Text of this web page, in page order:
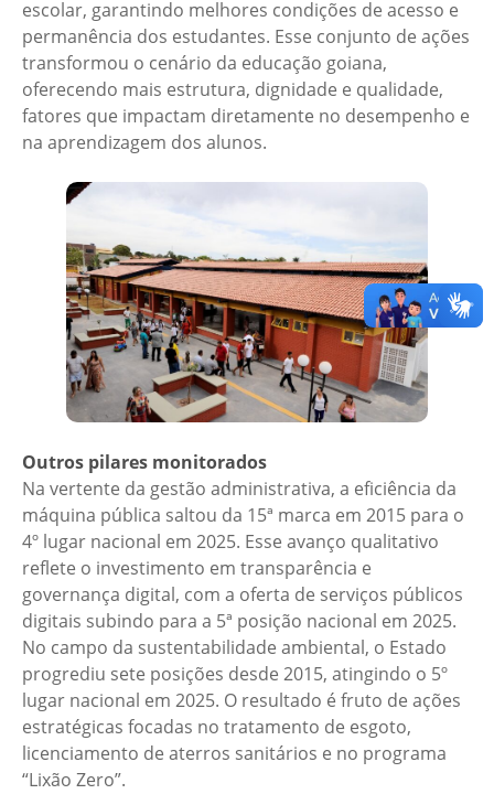
escolar, garantindo melhores condições de acesso e
permanência dos estudantes. Esse conjunto de ações
transformou o cenário da educação goiana,
oferecendo mais estrutura, dignidade e qualidade,
fatores que impactam diretamente no desempenho e
na aprendizagem dos alunos.
Outros pilares monitorados
Na vertente da gestão administrativa, a eficiência da
máquina pública saltou da 15ª marca em 2015 para o
4º lugar nacional em 2025. Esse avanço qualitativo
reflete o investimento em transparência e
governança digital, com a oferta de serviços públicos
digitais subindo para a 5ª posição nacional em 2025.
No campo da sustentabilidade ambiental, o Estado
progrediu sete posições desde 2015, atingindo o 5º
lugar nacional em 2025. O resultado é fruto de ações
estratégicas focadas no tratamento de esgoto,
licenciamento de aterros sanitários e no programa
“Lixão Zero”.